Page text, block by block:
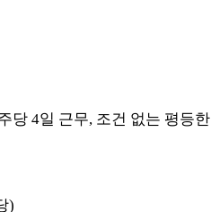
당 4일 근무, 조건 없는 평등
)